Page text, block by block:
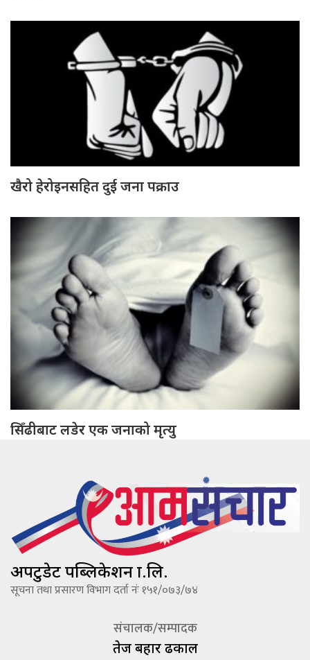
खैरो हेरोइनसहित दुई जना पक्राउ
सिँढीबाट लडेर एक जनाको मृत्यु
अपटुडेट पब्लिकेशन प्रा.लि.
सूचना तथा प्रसारण विभाग दर्ता नंः १५१/०७३/७४
संचालक/सम्पादक
तेज बहादूर ढकाल